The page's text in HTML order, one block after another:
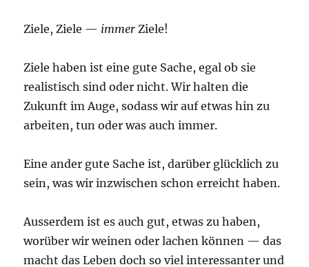
Ziele, Ziele — immer Ziele!
Ziele haben ist eine gute Sache, egal ob sie
realistisch sind oder nicht. Wir halten die
Zukunft im Auge, sodass wir auf etwas hin zu
arbeiten, tun oder was auch immer.
Eine ander gute Sache ist, darüber glücklich zu
sein, was wir inzwischen schon erreicht haben.
Ausserdem ist es auch gut, etwas zu haben,
worüber wir weinen oder lachen können — das
macht das Leben doch so viel interessanter und